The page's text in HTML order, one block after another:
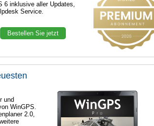
6 inklusive aller Updates,
Service.
Bestellen Sie jetzt
und
WinGPS.
2.0,